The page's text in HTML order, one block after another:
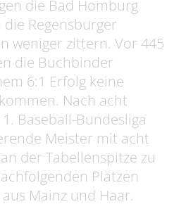
die Bad Homburg
Regensburger
weniger zittern. Vor 445
die Buchbinder
6:1 Erfolg keine
Nach acht
Baseball-Bundesliga
Meister mit acht
der Tabellenspitze zu
Plätzen
Mainz und Haar.